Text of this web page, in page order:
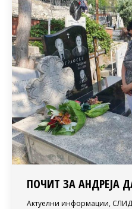
ПОЧИТ ЗА АНДРЕЈА
Актуелни информации,